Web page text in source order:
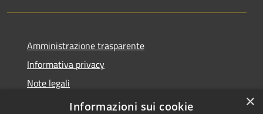
Amministrazione trasparente
Informativa privacy
Note legali
Dichiarazione di accessibilità
×
Informazioni sui cookie